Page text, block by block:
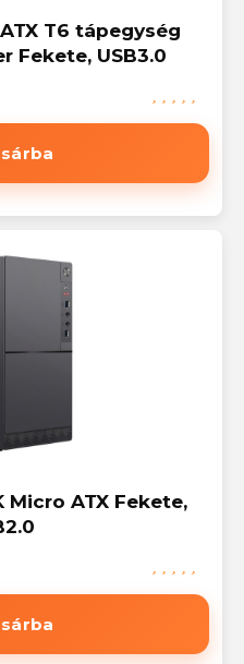
T6 tápegység
Fekete, USB3.0
Micro ATX Fekete,